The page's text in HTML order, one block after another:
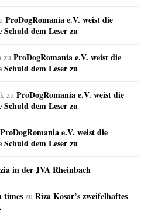
ProDogRomania e.V. weist die
Schuld dem Leser zu
zu ProDogRomania e.V. weist die
Schuld dem Leser zu
zu ProDogRomania e.V. weist die
Schuld dem Leser zu
ProDogRomania e.V. weist die
Schuld dem Leser zu
in der JVA Rheinbach
times zu Riza Kosar’s zweifelhaftes